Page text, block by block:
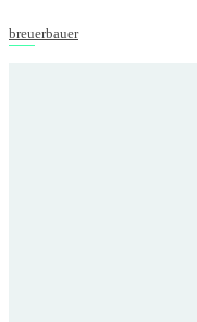
breuerbauer